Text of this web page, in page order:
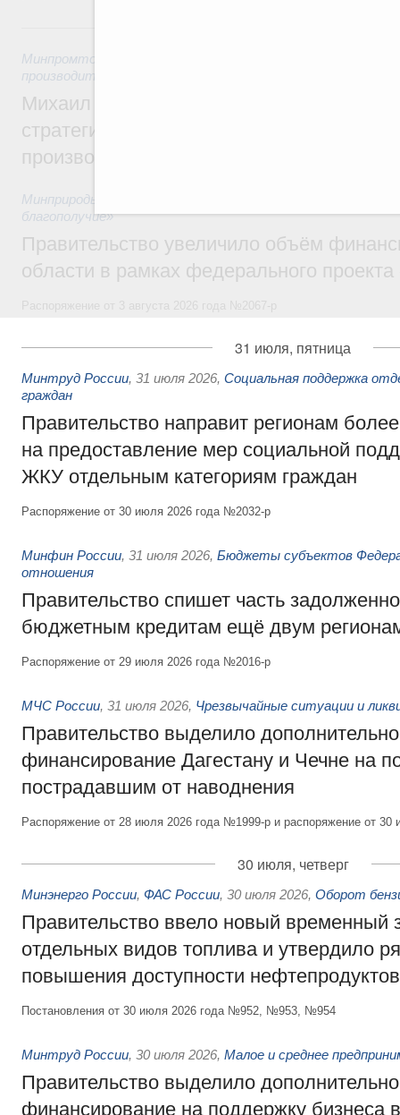
Минпромторг России
производительности труда и поддержки занятости
Михаил Мишустин дал поручения по
стратегической сессии, посвящённой
производительности труда
Минприроды России
благополучие»
Правительство увеличило объём
области в рамках федерального
31 июля, пятница
Минтруд России, 31 июля 2026, Социальная поддержка
граждан
Правительство направит регионам
на предоставление мер социальной
ЖКУ отдельным категориям граждан
Распоряжение от 30 июля 2026 года №2032-р
Минфин России, 31 июля 2026, Бюджеты субъектов
отношения
Правительство спишет часть
бюджетным кредитам ещё двум
Распоряжение от 29 июля 2026 года №2016-р
МЧС России, 31 июля 2026, Чрезвычайные ситуации и
Правительство выделило
финансирование Дагестану и Чечне на
пострадавшим от наводнения
Распоряжение от 28 июля 2026 года №1999-р и распоряжение от
30 июля, четверг
Минэнерго России, ФАС России, 30 июля 2026, Оборот
Правительство ввело новый временный
отдельных видов топлива и утвердило
повышения доступности нефтепродуктов
Постановления от 30 июля 2026 года №952, №953, №954
Минтруд России, 30 июля 2026, Малое и среднее
Правительство выделило
финансирование на поддержку бизнеса